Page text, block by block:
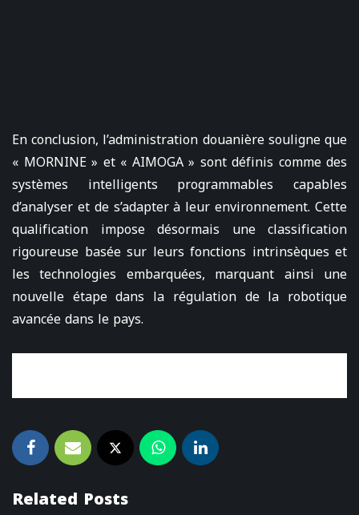
En conclusion, l’administration douanière souligne que
« MORNINE » et « AIMOGA » sont définis comme des
systèmes intelligents programmables capables
d’analyser et de s’adapter à leur environnement. Cette
qualification impose désormais une classification
rigoureuse basée sur leurs fonctions intrinsèques et
les technologies embarquées, marquant ainsi une
nouvelle étape dans la régulation de la robotique
avancée dans le pays.
Related Posts